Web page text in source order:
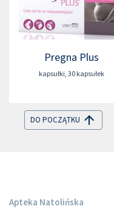
Pregna Plus
kapsułki, 30 kapsułek
DO POCZĄTKU
Apteka Natolińska